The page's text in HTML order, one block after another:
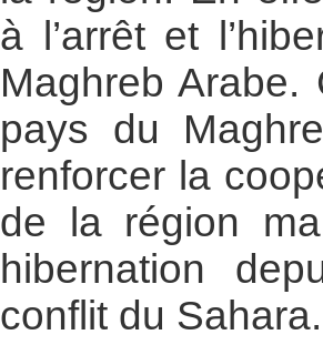
à l’arrêt et
Maghreb
pays du
renforcer la
de la région
hibernation
conflit du Sahara.